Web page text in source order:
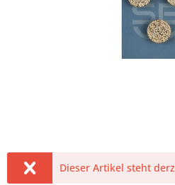
Dieser Artikel steht